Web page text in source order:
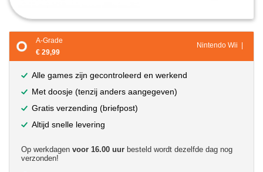
A-Grade
€ 29,99
Nintendo Wii |
Alle games zijn gecontroleerd en werkend
Met doosje (tenzij anders aangegeven)
Gratis verzending (briefpost)
Altijd snelle levering
Op werkdagen voor 16.00 uur besteld wordt dezelfde dag nog
verzonden!